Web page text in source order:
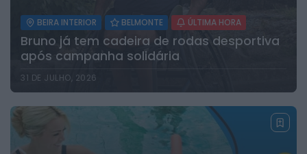
BEIRA INTERIOR BELMONTE ÚLTIMA HORA
Bruno já tem cadeira de rodas desportiva
após campanha solidária
31 DE JULHO, 2026